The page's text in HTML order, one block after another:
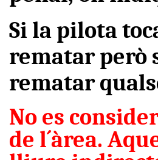
Si la pilota
rematar però
rematar
No es
de l´àrea.